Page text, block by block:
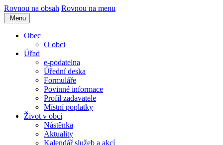
Rovnou na obsah Rovnou na menu
Menu
Obec
O obci
Úřad
e-podatelna
Úřední deska
Formuláře
Povinné informace
Profil zadavatele
Místní poplatky
Život v obci
Nástěnka
Aktuality
Kalendář služeb a akcí